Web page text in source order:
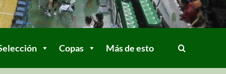
Copas Más de esto